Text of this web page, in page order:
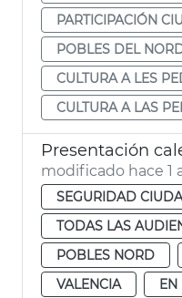
PARTICIPACIÓN
POBLES DEL
CULTURA A LES
CULTURA A LAS
modificado hace 1
SEGURIDAD
TODAS LAS
POBLES NORD
VALENCIA
EN